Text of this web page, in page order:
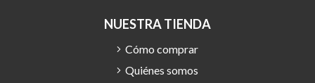
NUESTRA TIENDA
Cómo comprar
Quiénes somos